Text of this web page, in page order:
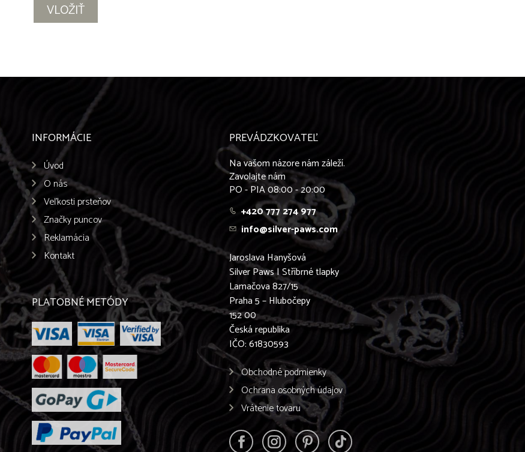
INFORMÁCIE
Úvod
O nás
Veľkosti prsteňov
Značky puncov
Reklamácia
Kontakt
PLATOBNÉ METÓDY
PREVÁDZKOVATEĽ
Na vašom názore nám záleží.
Zavolajte nám
PO - PIA 08:00 - 20:00
+420 777 274 977
info@silver-paws.com
Jaroslava Hanyšová
Silver Paws | Stříbrné tlapky
Lamačova 827/15
Praha 5 – Hlubočepy
152 00
Česká republika
IČO: 61830593
Obchodné podmienky
Ochrana osobných údajov
Vrátenie tovaru